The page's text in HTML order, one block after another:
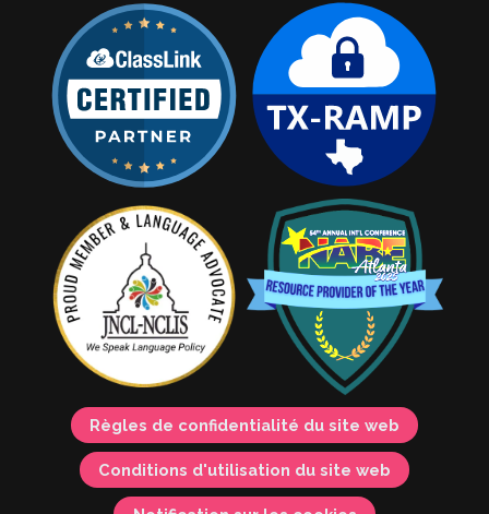
Règles de confidentialité du site web
Conditions d'utilisation du site web